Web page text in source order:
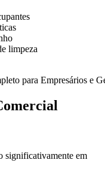
limpeza
para Empresários e
significativamente em